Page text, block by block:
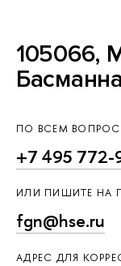
105066,
ПО ВСЕМ
+7 495
ИЛИ ПИШИТЕ НА
fgn@hse.ru
АДРЕС ДЛЯ